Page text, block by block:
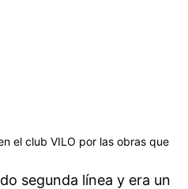
el club VILO por las obras que
segunda línea y era un